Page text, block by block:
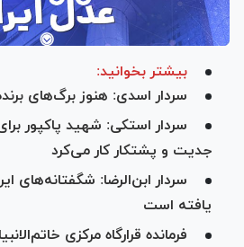
بیشتر بخوانید:
سردار اسدی: هنوز برگ‌های برنده
سردار استکی: شهید پاکپور
جدیت و پشتکار کار می‌کرد
سردار ابن‌الرضا: شگفتانه‌های
یافته است
فرمانده قرارگاه مرکزی